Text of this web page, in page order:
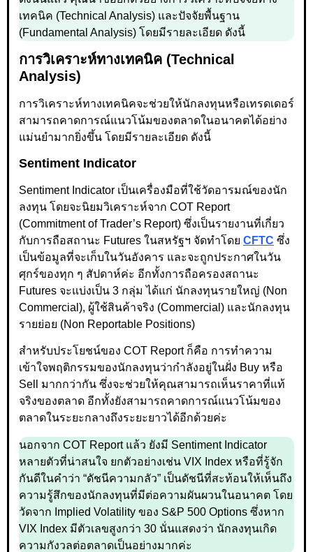
เทคนิค (Technical Analysis) และปัจจัยพื้นฐาน
(Fundamental Analysis) โดยมีรายละเอียด ดังนี้
การวิเคราะห์ทางเทคนิค (Technical
Analysis)
การวิเคราะห์ทางเทคนิคจะช่วยให้นักลงทุนหรือเทรดเดอร์
สามารถคาดการณ์แนวโน้มของตลาดในอนาคตได้อย่าง
แม่นยำมากยิ่งขึ้น โดยมีรายละเอียด ดังนี้
Sentiment Indicator
Sentiment Indicator เป็นเครื่องมือที่ใช้วัดอารมณ์ของนัก
ลงทุน โดยจะนิยมวิเคราะห์จาก COT Report
(Commitment of Trader’s Report) ซึ่งเป็นรายงานที่เกี่ยว
กับการถือสถานะ Futures ในสหรัฐฯ จัดทำโดย CFTC ซึ่ง
เป็นข้อมูลที่จะเก็บในวันอังคาร และจะถูกประกาศในวัน
ศุกร์ของทุก ๆ สัปดาห์ค่ะ อีกทั้งการถือครองสถานะ
Futures จะแบ่งเป็น 3 กลุ่ม ได้แก่ นักลงทุนรายใหญ่ (Non
Commercial), ผู้ใช้สินค้าจริง (Commercial) และนักลงทุน
รายย่อย (Non Reportable Positions)
สำหรับประโยชน์ของ COT Report ก็คือ การทำความ
เข้าใจพฤติกรรมของนักลงทุนว่ากำลังอยู่ในฝั่ง Buy หรือ
Sell มากกว่ากัน ซึ่งจะช่วยให้คุณสามารถเห็นราคาที่แท้
จริงของตลาด อีกทั้งยังสามารถคาดการณ์แนวโน้มของ
ตลาดในระยะกลางถึงระยะยาวได้อีกด้วยค่ะ
นอกจาก COT Report แล้ว ยังมี Sentiment Indicator
หลายตัวที่น่าสนใจ ยกตัวอย่างเช่น VIX Index หรือที่รู้จัก
กันดีในคำว่า “ดัชนีความกลัว” เป็นดัชนีที่สะท้อนให้เห็นถึง
ความรู้สึกของนักลงทุนที่มีต่อความผันผวนในอนาคต โดย
วัดจาก Implied Volatility ของ S&P 500 Options ซึ่งหาก
VIX Index มีตัวเลขสูงกว่า 30 นั่นแสดงว่า นักลงทุนเกิด
ความกังวลต่อตลาดเป็นอย่างมากค่ะ